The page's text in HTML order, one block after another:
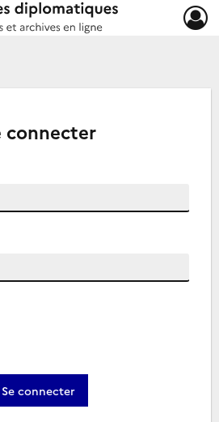
connecter
Se connecter